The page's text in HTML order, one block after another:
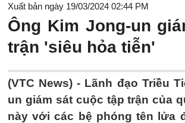
Xuất bản ngày 19/03/2024 02:44 PM
Ông Kim Jong-un
trận 'siêu hỏa tiễn'
(VTC News) - Lãnh đạo Triều
un giám sát cuộc tập trận của
này với các bệ phóng tên lửa